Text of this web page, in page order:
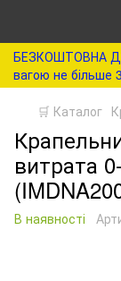
БЕЗКОШТОВНА
вагою не більше
🛒 Каталог
витрата
В наявності